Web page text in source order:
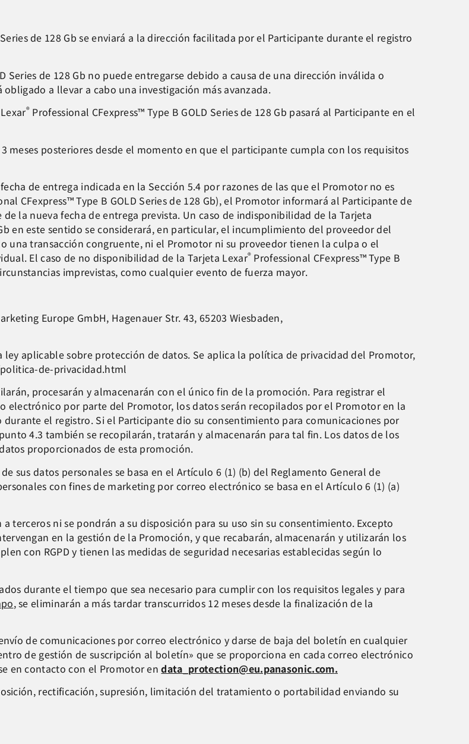
de 128 Gb se enviará a la dirección facilitada por el Participante durante el registro
Series de 128 Gb no puede entregarse debido a causa de una dirección inválida o
a llevar a cabo una investigación más avanzada.
® Professional CFexpress™ Type B GOLD Series de 128 Gb pasará al Participante en el
meses posteriores desde el momento en que el participante cumpla con los requisitos
de entrega indicada en la Sección 5.4 por razones de las que el Promotor no es
CFexpress™ Type B GOLD Series de 128 Gb), el Promotor informará al Participante de
la nueva fecha de entrega prevista. Un caso de indisponibilidad de la Tarjeta
en este sentido se considerará, en particular, el incumplimiento del proveedor del
transacción congruente, ni el Promotor ni su proveedor tienen la culpa o el
El caso de no disponibilidad de la Tarjeta Lexar® Professional CFexpress™ Type B
imprevistas, como cualquier evento de fuerza mayor.
Europe GmbH, Hagenauer Str. 43, 65203 Wiesbaden,
aplicable sobre protección de datos. Se aplica la política de privacidad del Promotor,
de-privacidad.html
procesarán y almacenarán con el único fin de la promoción. Para registrar el
por parte del Promotor, los datos serán recopilados por el Promotor en la
el registro. Si el Participante dio su consentimiento para comunicaciones por
4.3 también se recopilarán, tratarán y almacenarán para tal fin. Los datos de los
proporcionados de esta promoción.
sus datos personales se basa en el Artículo 6 (1) (b) del Reglamento General de
con fines de marketing por correo electrónico se basa en el Artículo 6 (1) (a)
terceros ni se pondrán a su disposición para su uso sin su consentimiento. Excepto
en la gestión de la Promoción, y que recabarán, almacenarán y utilizarán los
con RGPD y tienen las medidas de seguridad necesarias establecidas según lo
durante el tiempo que sea necesario para cumplir con los requisitos legales y para
, se eliminarán a más tardar transcurridos 12 meses desde la finalización de la
de comunicaciones por correo electrónico y darse de baja del boletín en cualquier
de gestión de suscripción al boletín» que se proporciona en cada correo electrónico
en contacto con el Promotor endata_protection@eu.panasonic.com.
rectificación, supresión, limitación del tratamiento o portabilidad enviando su